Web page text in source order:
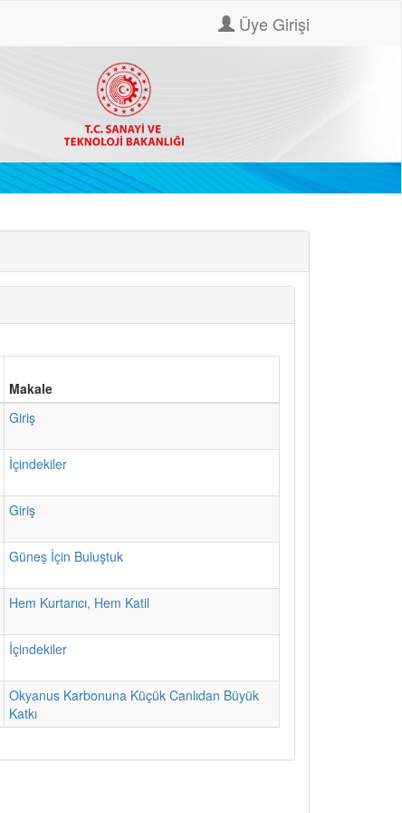
Üye Girişi
Makale
Giriş
İçindekiler
Giriş
Güneş İçin Buluştuk
Hem Kurtarıcı, Hem Katil
İçindekiler
Okyanus Karbonuna Küçük Canlıdan Büyük
Katkı